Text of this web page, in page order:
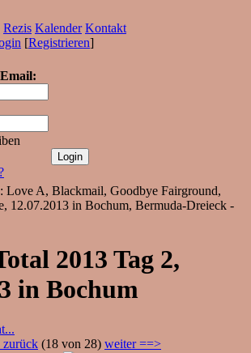
Rezis Kalender Kontakt
[Registrieren]
Love A, Blackmail, Goodbye Fairground,
12.07.2013 in Bochum, Bermuda-Dreieck -
2013 Tag 2,
in Bochum
zurück (18 von 28) weiter ==>